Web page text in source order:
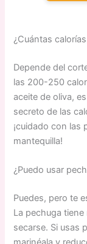
¿Cuántas
Depende del
las 200-250
aceite de oliva,
secreto de las
¡cuidado con las
mantequilla!
¿Puedo usar
Puedes, pero te
La pechuga
secarse. Si usas